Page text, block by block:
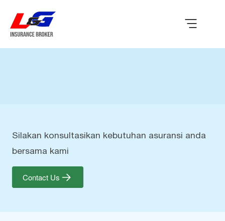
Silakan konsultasikan kebutuhan asuransi anda
bersama kami
Contact Us